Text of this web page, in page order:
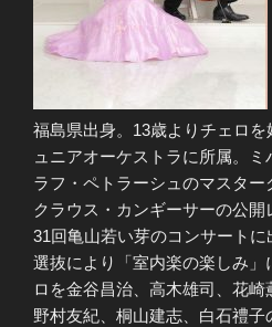
福島県出身。13歳よりチェロ
ュニアオーケストラに所属。
ラフ・ペトラーシュのマスター
クラウス・カンギーサーの公開
31回亀山若い芽のコンサート
選抜により「室内楽の楽しみ」
ロを金谷昌治、高木雄司、花崎
野村友紀、桐山建志、白石禮